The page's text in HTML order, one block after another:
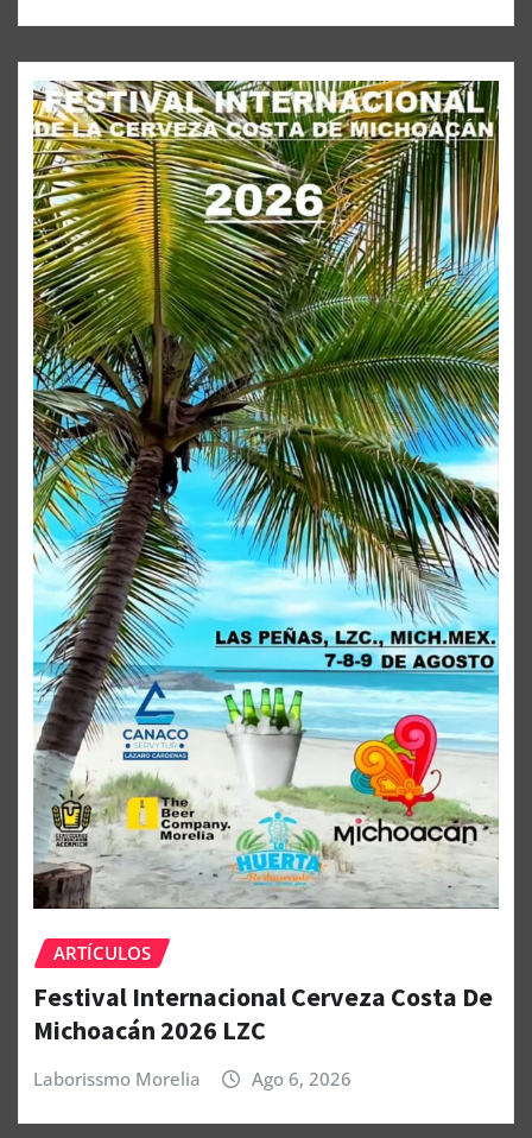
ARTÍCULOS
Festival Internacional Cerveza Costa De
Michoacán 2026 LZC
Laborissmo Morelia Ago 6, 2026